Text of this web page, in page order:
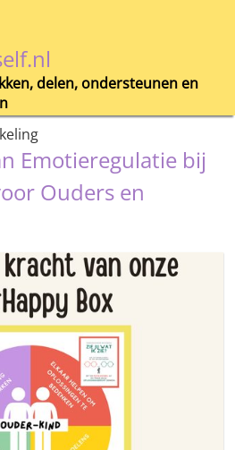
delen, ondersteunen en
Emotieregulatie bij
Ouders en